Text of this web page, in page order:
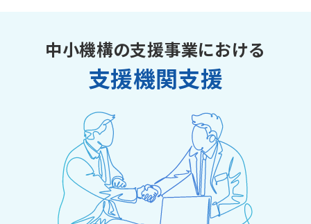
中小機構の支援事業における
支援機関支援